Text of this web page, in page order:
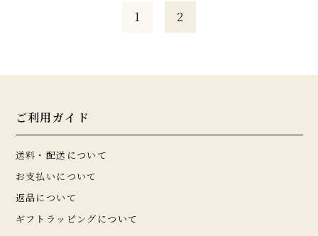
1 2
ご利用ガイド
送料・配送について
お支払いについて
返品について
ギフトラッピングについて